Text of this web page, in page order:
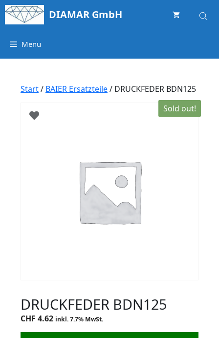
Springe
zum
DIAMAR GmbH
Menu
Start/ BAIER Ersatzteile/ DRUCKFEDER BDN125
Sold out!
DRUCKFEDER BDN125
CHF 4.62 inkl. 7.7% MwSt.